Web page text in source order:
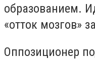
образованием.
«отток мозгов»
Оппозиционер